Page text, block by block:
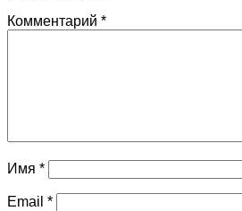
Комментарий *
Имя *
Email *